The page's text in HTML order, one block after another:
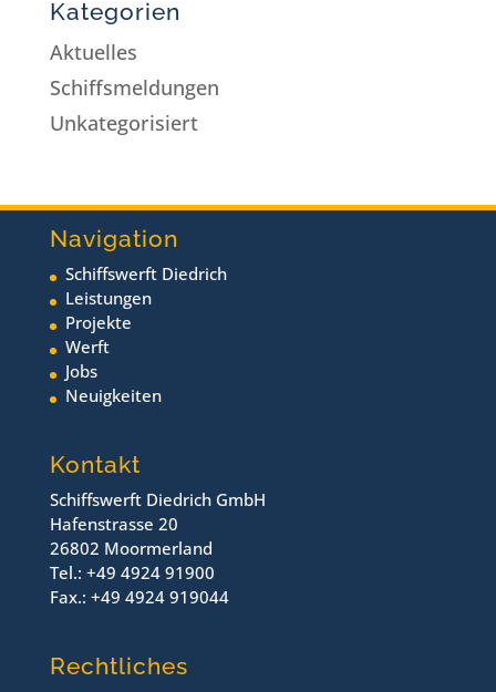
Kategorien
Aktuelles
Schiffsmeldungen
Unkategorisiert
Navigation
Schiffswerft Diedrich
Leistungen
Projekte
Werft
Jobs
Neuigkeiten
Kontakt
Schiffswerft Diedrich GmbH
Hafenstrasse 20
26802 Moormerland
Tel.: +49 4924 91900
Fax.: +49 4924 919044
Rechtliches